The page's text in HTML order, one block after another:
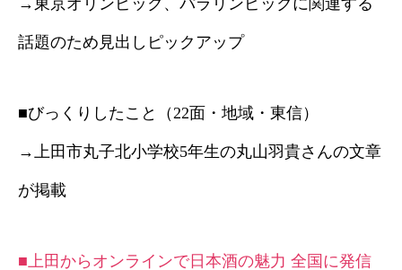
→東京オリンピック、パラリンピックに関連する
話題のため見出しピックアップ
■びっくりしたこと（22面・地域・東信）
→上田市丸子北小学校5年生の丸山羽貴さんの文章
が掲載
■上田からオンラインで日本酒の魅力 全国に発信